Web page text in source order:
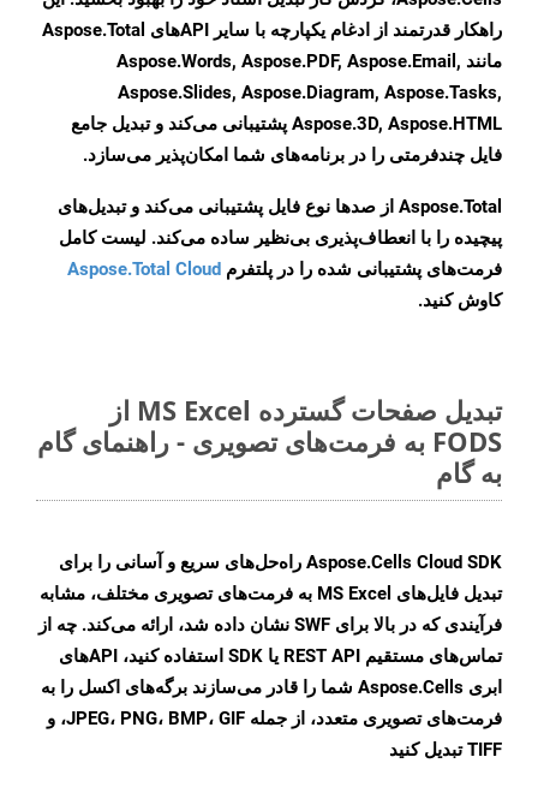
راهکار قدرتمند از ادغام یکپارچه با سایر APIهای Aspose.Total
مانند Aspose.Words, Aspose.PDF, Aspose.Email,
Aspose.Slides, Aspose.Diagram, Aspose.Tasks,
Aspose.3D, Aspose.HTML پشتیبانی می‌کند و تبدیل جامع
فایل چندفرمتی را در برنامه‌های شما امکان‌پذیر می‌سازد.
Aspose.Total از صدها نوع فایل پشتیبانی می‌کند و تبدیل‌های
پیچیده را با انعطاف‌پذیری بی‌نظیر ساده می‌کند. لیست کامل
فرمت‌های پشتیبانی شده را در پلتفرم Aspose.Total Cloud
کاوش کنید.
تبدیل صفحات گسترده MS Excel از
FODS به فرمت‌های تصویری - راهنمای گام
به گام
Aspose.Cells Cloud SDK راه‌حل‌های سریع و آسانی را برای
تبدیل فایل‌های MS Excel به فرمت‌های تصویری مختلف، مشابه
فرآیندی که در بالا برای SWF نشان داده شد، ارائه می‌کند. چه از
تماس‌های مستقیم REST API یا SDK استفاده کنید، APIهای
ابری Aspose.Cells شما را قادر می‌سازند برگه‌های اکسل را به
فرمت‌های تصویری متعدد، از جمله JPEG، PNG، BMP، GIF، و
TIFF تبدیل کنید